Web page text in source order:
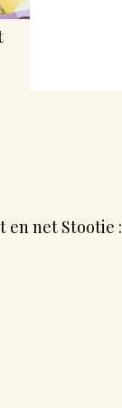
en net Stootie